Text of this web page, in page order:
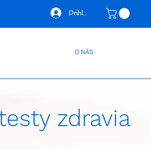
Prihlásiť sa
O NÁS
zdravia